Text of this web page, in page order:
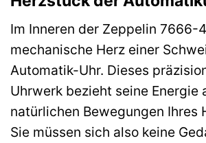
Im Inneren der Zeppelin 7666-
mechanische Herz einer
Automatik-Uhr. Dieses
Uhrwerk bezieht seine Energie
natürlichen Bewegungen Ihres
Sie müssen sich also keine